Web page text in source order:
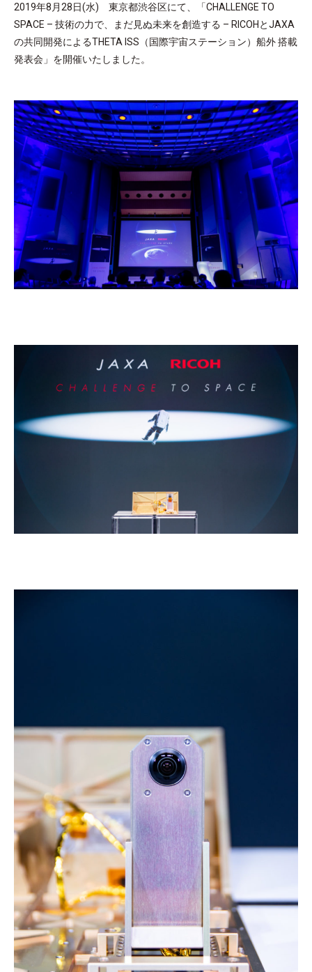
2019年8月28日(水) 東京都渋谷区にて、「CHALLENGE TO
SPACE – 技術の力で、まだ見ぬ未来を創造する – RICOHとJAXA
の共同開発によるTHETA ISS（国際宇宙ステーション）船外 搭載
発表会」を開催いたしました。